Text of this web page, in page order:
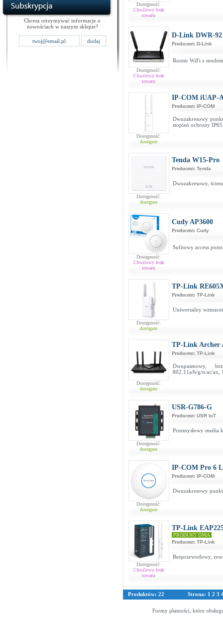
Chcesz otrzymywać informacje o
nowościach w naszym sklepie?
Dostępność:
Chwilowy brak
towaru
Dostępność:
Chwilowy brak
towaru
D-Link DWR-
Producent: D-Link
Router WiFi z
Dostępność:
dostępne
IP-COM iUAP-
Producent: IP-COM
Dwuzakresowy
stopień ochrony IP65
Dostępność:
dostępne
Tenda W15-Pro
Producent: Tenda
Dwuzakresowy,
Dostępność:
Chwilowy brak
towaru
Cudy AP3600
Producent: Cudy
Sufitowy access
Dostępność:
dostępne
TP-Link
Producent: TP-Link
Uniwersalny
Dostępność:
dostępne
TP-Link Archer
Producent: TP-Link
Dwupasmowy,
802.11a/b/g/n/ac/ax,
Dostępność:
dostępne
USR-G786-G
Producent: USR IoT
Przemysłowy media
Dostępność:
dostępne
IP-COM Pro 6
Producent: IP-COM
Dwuzakresowy
Dostępność:
Chwilowy brak
towaru
TP-Link
PRODUKT DNIA
Producent: TP-Link
Bezprzewodowy,
Produktów: 22 Strona: 1 2 3
Formy płatności, które